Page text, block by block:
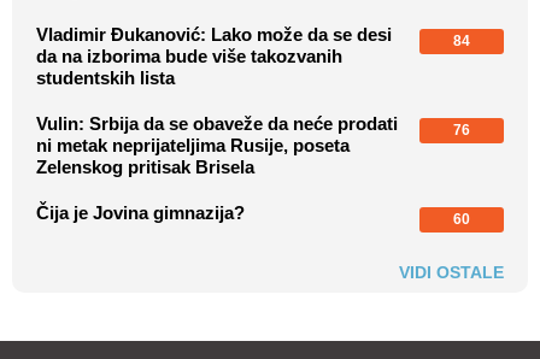
Vladimir Đukanović: Lako može da se desi
da na izborima bude više takozvanih
studentskih lista
84
Vulin: Srbija da se obaveže da neće prodati
ni metak neprijateljima Rusije, poseta
Zelenskog pritisak Brisela
76
Čija je Jovina gimnazija? 60
VIDI OSTALE